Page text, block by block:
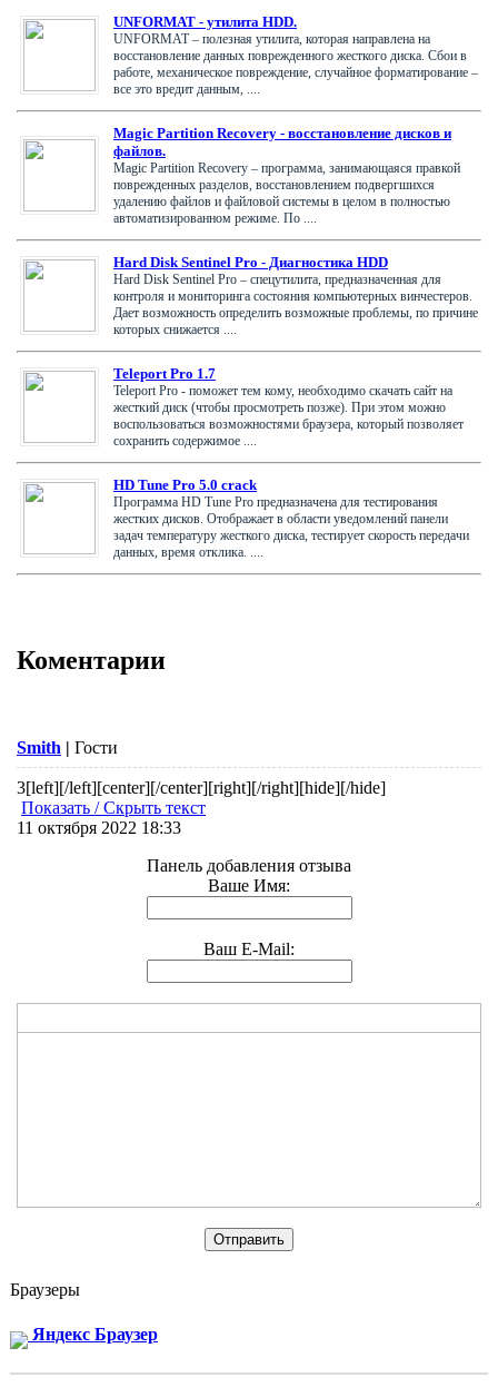
UNFORMAT - утилита HDD.
UNFORMAT – полезная утилита, которая направлена на
восстановление данных поврежденного жесткого диска. Сбои в
работе, механическое повреждение, случайное форматирование –
все это вредит данным, ....
Magic Partition Recovery - восстановление дисков и
файлов.
Magic Partition Recovery – программа, занимающаяся правкой
поврежденных разделов, восстановлением подвергшихся
удалению файлов и файловой системы в целом в полностью
автоматизированном режиме. По ....
Hard Disk Sentinel Pro - Диагностика HDD
Hard Disk Sentinel Pro – спецутилита, предназначенная для
контроля и мониторинга состояния компьютерных винчестеров.
Дает возможность определить возможные проблемы, по причине
которых снижается ....
Teleport Pro 1.7
Teleport Pro - поможет тем кому, необходимо скачать сайт на
жесткий диск (чтобы просмотреть позже). При этом можно
воспользоваться возможностями браузера, который позволяет
сохранить содержимое ....
HD Tune Pro 5.0 crack
Программа HD Tune Pro предназначена для тестирования
жестких дисков. Отображает в области уведомлений панели
задач температуру жесткого диска, тестирует скорость передачи
данных, время отклика. ....
Коментарии
Smith | Гости
3[left][/left][center][/center][right][/right][hide][/hide]
Показать / Скрыть текст
11 октября 2022 18:33
Панель добавления отзыва
Ваше Имя:
Ваш E-Mail:
Браузеры
Яндекс Браузер